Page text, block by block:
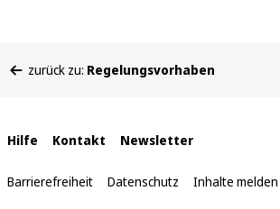
befinden
zurück zu: Regelungsvorhaben
Interne
Links
Hilfe Kontakt Newsletter
Barrierefreiheit Datenschutz Inhalte melden